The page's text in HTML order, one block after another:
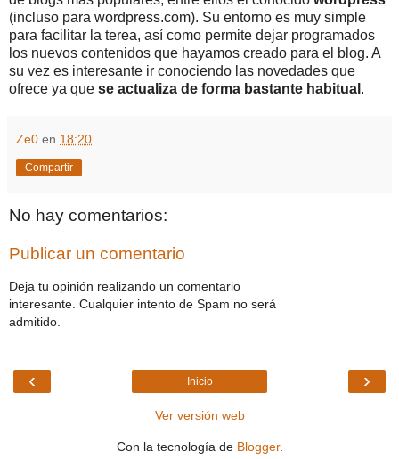
(incluso para wordpress.com). Su entorno es muy simple
para facilitar la terea, así como permite dejar programados
los nuevos contenidos que hayamos creado para el blog. A
su vez es interesante ir conociendo las novedades que
ofrece ya que se actualiza de forma bastante habitual .
Ze0 en 18:20
Compartir
No hay comentarios:
Publicar un comentario
Deja tu opinión realizando un comentario
interesante. Cualquier intento de Spam no será
admitido.
‹ ›
Inicio
Ver versión web
Con la tecnología de Blogger.